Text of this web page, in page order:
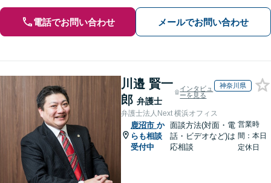
電話でお問い合わせ メールでお問い合わせ
川邉 賢一
郎 弁護士
インタビュ
ーを見る
神奈川県
弁護士法人Next 横浜オフィス
鹿沼市 か
らも相談
受付中
面談方法(対面・電
話・ビデオなど)は
応相談
営業時
間：本日
定休日